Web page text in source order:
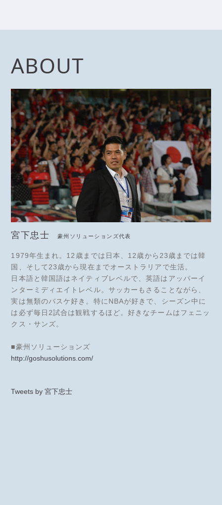
ABOUT
宮下忠士 豪州ソリューションズ代表
1979年生まれ。12歳までは日本、12歳から23歳までは韓
国、そして23歳から現在までオーストラリアで生活。
日本語と韓国語はネイティブレベルで、英語はアッパーイ
ンターミディエイトレベル。サッカーもさることながら、
実は無類のバスケ好き。特にNBAが好きで、シーズン中に
は必ず毎日2試合は観戦するほど。好きなチームはフェニッ
クス・サンズ。
■豪州ソリューションズ
http://goshusolutions.com/
Tweets by 宮下忠士